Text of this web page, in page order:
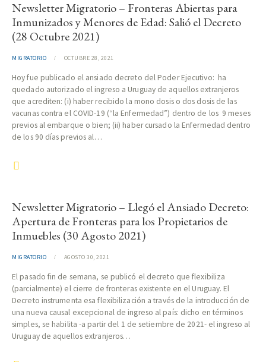
Newsletter Migratorio – Fronteras Abiertas para
Inmunizados y Menores de Edad: Salió el Decreto
(28 Octubre 2021)
MIGRATORIO OCTUBRE 28, 2021
Hoy fue publicado el ansiado decreto del Poder Ejecutivo: ha
quedado autorizado el ingreso a Uruguay de aquellos extranjeros
que acrediten: (i) haber recibido la mono dosis o dos dosis de las
vacunas contra el COVID-19 (“la Enfermedad”) dentro de los 9 meses
previos al embarque o bien; (ii) haber cursado la Enfermedad dentro
de los 90 días previos al…
Newsletter Migratorio – Llegó el Ansiado Decreto:
Apertura de Fronteras para los Propietarios de
Inmuebles (30 Agosto 2021)
MIGRATORIO AGOSTO 30, 2021
El pasado fin de semana, se publicó el decreto que flexibiliza
(parcialmente) el cierre de fronteras existente en el Uruguay. El
Decreto instrumenta esa flexibilización a través de la introducción de
una nueva causal excepcional de ingreso al país: dicho en términos
simples, se habilita -a partir del 1 de setiembre de 2021- el ingreso al
Uruguay de aquellos extranjeros…